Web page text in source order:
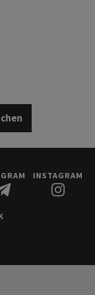
INSTAGRAM